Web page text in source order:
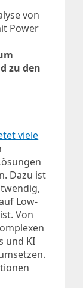
von
Power
zu den
viele
Dazu ist
Low-
Von
und KI